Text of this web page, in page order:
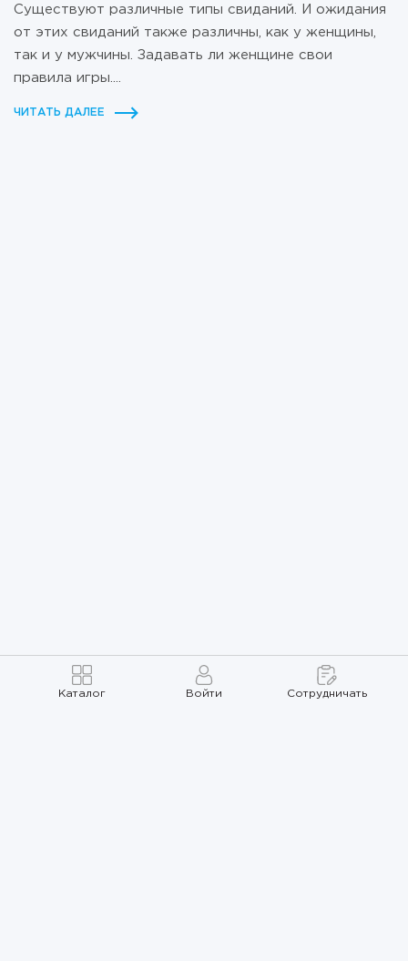
Каталог Войти Сотрудничать
Существуют различные типы свиданий. И ожидания
от этих свиданий также различны, как у женщины,
так и у мужчины. Задавать ли женщине свои
правила игры....
ЧИТАТЬ ДАЛЕЕ